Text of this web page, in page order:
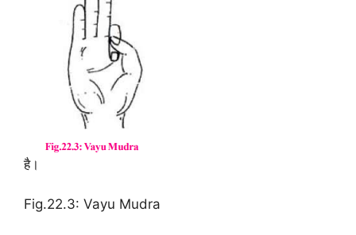
है।
Fig.22.3: Vayu Mudra